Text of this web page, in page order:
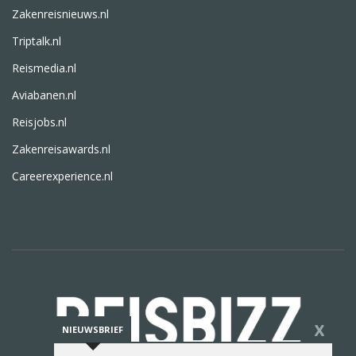
Zakenreisnieuws.nl
Triptalk.nl
Reismedia.nl
Aviabanen.nl
Reisjobs.nl
Zakenreisawards.nl
Careerexperience.nl
NIEUWSBRIEF X